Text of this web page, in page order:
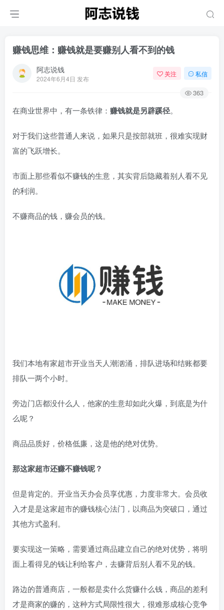
赚钱思维：赚钱就是要赚别人看不到的钱
阿志说钱
2024年6月4日 发布
关注 私信
363
在商业世界中，有一条铁律： 赚钱就是另辟蹊径。
对于我们这些普通人来说，如果只是按部就班，很难实现财
富的飞跃增长。
市面上那些看似不赚钱的生意，其实背后隐藏着别人看不见
的利润。
不赚商品的钱，赚会员的钱。
我们本地有家超市开业当天人潮汹涌，排队进场和结账都要
排队一两个小时。
旁边门店都没什么人，他家的生意却如此火爆，到底是为什
么呢？
商品品质好，价格低廉，这是他的绝对优势。
那这家超市还赚不赚钱呢？
但是肯定的。开业当天办会员享优惠，力度非常大。会员收
入才是是这家超市的赚钱核心法门，以商品为突破口，通过
其他方式盈利。
要实现这一策略，需要通过商品建立自己的绝对优势，将明
面上看得见的钱让利给客户，去赚背后别人看不见的钱。
路边的普通商店，一般都是卖什么货赚什么钱，商品的差利
才是商家的赚的，这种方式局限性很大，很难形成核心竞争